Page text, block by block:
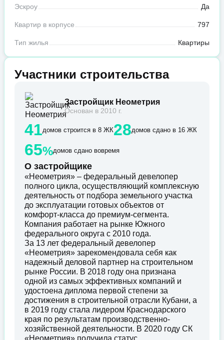
Эскроу Да
Квартир в корпусе 797
Тип жилья Квартиры
Участники строительства
Застройщик Неометрия
Основан в 2010 г.
41домов строится в 8 ЖК28домов сдано в 16 ЖК
65%домов сдано вовремя
О застройщике
«Неометрия» – федеральный девелопер
полного цикла, осуществляющий комплексную
деятельность от подбора земельного участка
до эксплуатации готовых объектов от
комфорт-класса до премиум-сегмента.
Компания работает на рынке Южного
федерального округа с 2010 года.
За 13 лет федеральный девелопер
«Неометрия» зарекомендовала себя как
надежный деловой партнер на строительном
рынке России. В 2018 году она признана
одной из самых эффективных компаний и
удостоена диплома первой степени за
достижения в строительной отрасли Кубани, а
в 2019 году стала лидером Краснодарского
края по результатам производственно-
хозяйственной деятельности. В 2020 году СК
«Неометрия» получила статус